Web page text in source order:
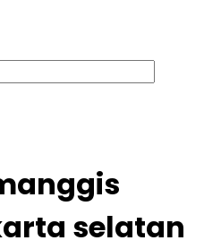
selatan